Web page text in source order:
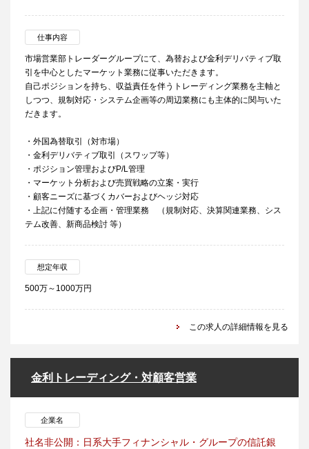
仕事内容
市場営業部トレーダーグループにて、為替および金利デリバティブ取
引を中心としたマーケット業務に従事いただきます。
自己ポジションを持ち、収益責任を伴うトレーディング業務を主軸と
しつつ、規制対応・システム企画等の周辺業務にも主体的に関与いた
だきます。
・外国為替取引（対市場）
・金利デリバティブ取引（スワップ等）
・ポジション管理およびP/L管理
・マーケット分析および売買戦略の立案・実行
・顧客ニーズに基づくカバーおよびヘッジ対応
・上記に付随する企画・管理業務 （規制対応、決算関連業務、シス
テム改善、新商品検討 等）
想定年収
500万～1000万円
この求人の詳細情報を見る
金利トレーディング・対顧客営業
企業名
社名非公開：日系大手フィナンシャル・グループの信託銀